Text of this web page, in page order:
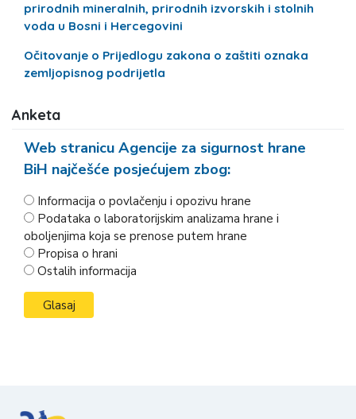
prirodnih mineralnih, prirodnih izvorskih i stolnih
voda u Bosni i Hercegovini
Očitovanje o Prijedlogu zakona o zaštiti oznaka
zemljopisnog podrijetla
Anketa
Web stranicu Agencije za sigurnost hrane
BiH najčešće posjećujem zbog:
Informacija o povlačenju i opozivu hrane
Podataka o laboratorijskim analizama hrane i
oboljenjima koja se prenose putem hrane
Propisa o hrani
Ostalih informacija